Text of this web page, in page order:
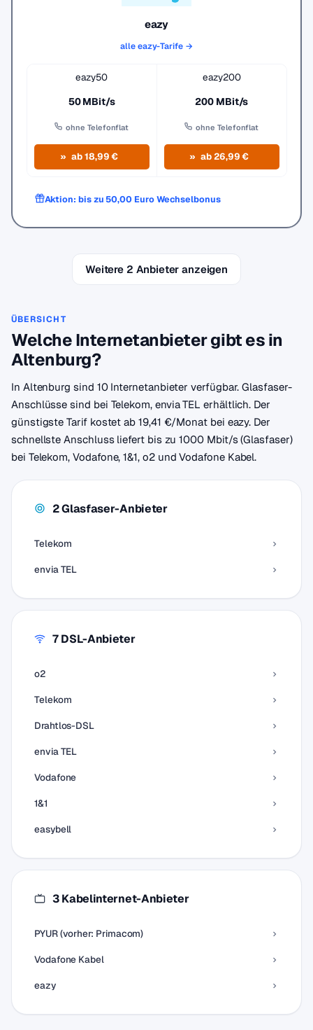
eazy
alle eazy-Tarife →
eazy50
50 MBit/s
ohne Telefonflat
ab 18,99 €
eazy200
200 MBit/s
ohne Telefonflat
ab 26,99 €
Aktion: bis zu 50,00 Euro Wechselbonus
Weitere 2 Anbieter anzeigen
ÜBERSICHT
Welche Internetanbieter gibt es in
Altenburg?
In Altenburg sind 10 Internetanbieter verfügbar. Glasfaser-
Anschlüsse sind bei Telekom, envia TEL erhältlich. Der
günstigste Tarif kostet ab 19,41 €/Monat bei eazy. Der
schnellste Anschluss liefert bis zu 1000 Mbit/s (Glasfaser)
bei Telekom, Vodafone, 1&1, o2 und Vodafone Kabel.
2 Glasfaser-Anbieter
Telekom
envia TEL
7 DSL-Anbieter
o2
Telekom
Drahtlos-DSL
envia TEL
Vodafone
1&1
easybell
3 Kabelinternet-Anbieter
PYUR (vorher: Primacom)
Vodafone Kabel
eazy